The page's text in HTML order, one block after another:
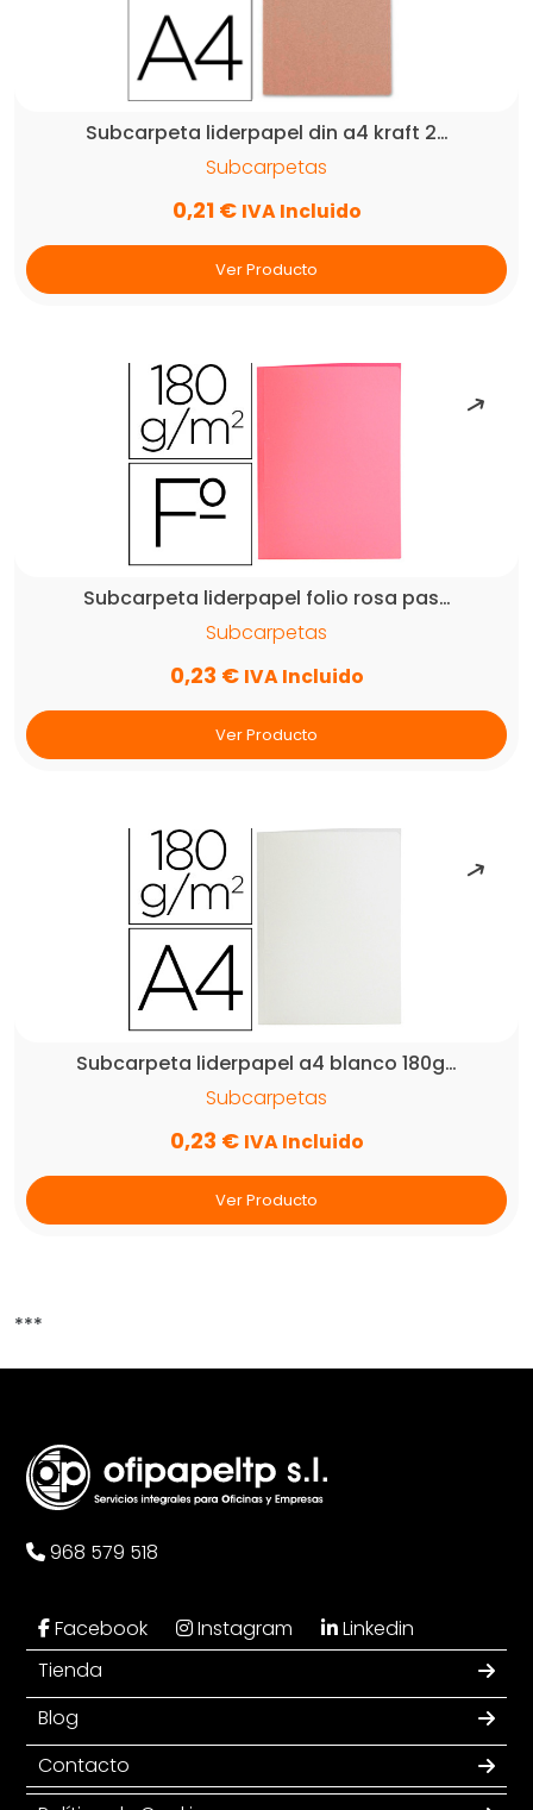
Subcarpeta liderpapel din a4 kraft 2…
Subcarpetas
0,21 € IVA Incluido
Ver Producto
Subcarpeta liderpapel folio rosa pas…
Subcarpetas
0,23 € IVA Incluido
Ver Producto
Subcarpeta liderpapel a4 blanco 180g…
Subcarpetas
0,23 € IVA Incluido
Ver Producto
***
968 579 518
Facebook Instagram
Linkedin
Tienda
Blog
Contacto